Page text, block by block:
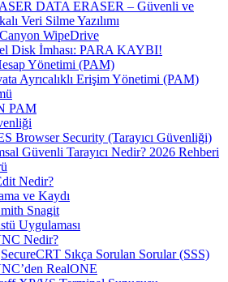
DATA ERASER – Güvenli ve
Veri Silme Yazılımı
WipeDrive
Disk İmhası: PARA KAYBI!
Yönetimi (PAM)
Ayrıcalıklı Erişim Yönetimi (PAM)
PAM
Browser Security (Tarayıcı Güvenliği)
Güvenli Tarayıcı Nedir? 2026 Rehberi
Nedir?
ve Kaydı
Snagit
Uygulaması
Nedir?
SecureCRT Sıkça Sorulan Sorular (SSS)
RealONE